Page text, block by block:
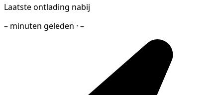
Laatste ontlading nabij
– minuten geleden · –